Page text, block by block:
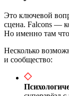
Это ключевой
сцена. Falcons —
Но именно там
Несколько
и сообщество: